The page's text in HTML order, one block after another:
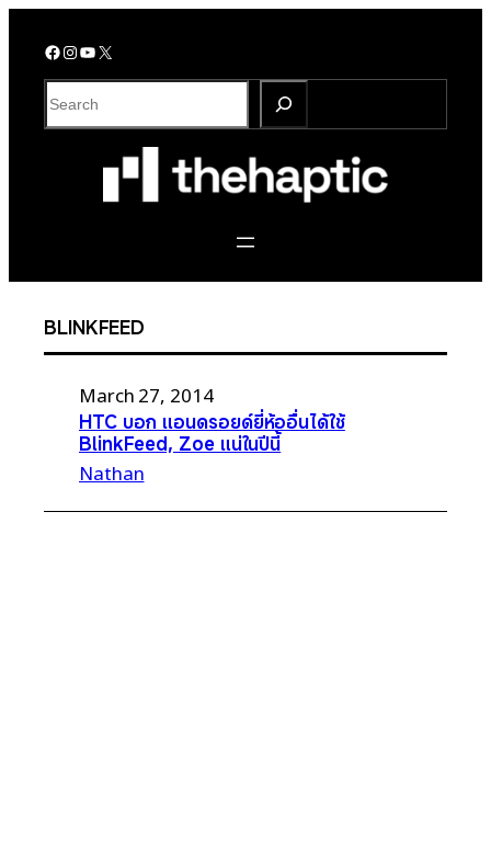
Facebook InstagramYouTube X
S
e
BLINKFEED
March 27, 2014
HTC บอก แอนดรอยด์ยี่ห้ออื่นได้ใช้
BlinkFeed, Zoe แน่ในปีนี้
Nathan